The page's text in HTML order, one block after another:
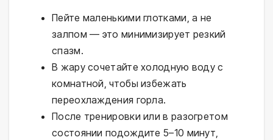
Пейте маленькими глотками, а не
залпом — это минимизирует резкий
спазм.
В жару сочетайте холодную воду с
комнатной, чтобы избежать
переохлаждения горла.
После тренировки или в разогретом
состоянии подождите 5–10 минут,